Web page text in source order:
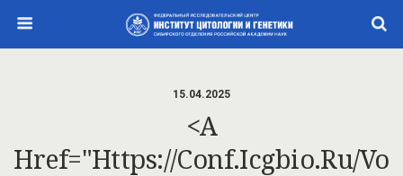
15.04.2025
<a
Href="https://conf.icgbio.ru/vo